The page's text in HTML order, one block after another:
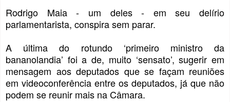
Rodrigo Maia - um deles - em seu delírio
parlamentarista, conspira sem parar.
A última do rotundo ‘primeiro ministro da
bananolandia’ foi a de, muito ‘sensato’, sugerir em
mensagem aos deputados que se façam reuniões
em videoconferência entre os deputados, já que não
podem se reunir mais na Câmara.